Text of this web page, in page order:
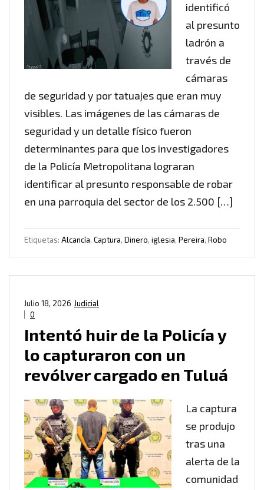
identificó
al presunto
ladrón a
través de
cámaras
de seguridad y por tatuajes que eran muy
visibles. Las imágenes de las cámaras de
seguridad y un detalle físico fueron
determinantes para que los investigadores
de la Policía Metropolitana lograran
identificar al presunto responsable de robar
en una parroquia del sector de los 2.500 […]
Etiquetas: Alcancía, Captura, Dinero, iglesia, Pereira, Robo
Judicial
Julio 18, 2026
0
Intentó huir de la Policía y
lo capturaron con un
revólver cargado en Tuluá
La captura
se produjo
tras una
alerta de la
comunidad